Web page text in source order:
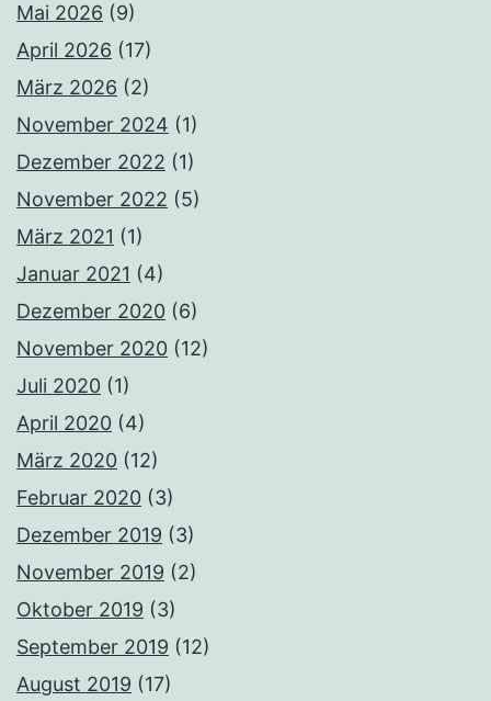
Mai 2026 (9)
April 2026 (17)
März 2026 (2)
November 2024 (1)
Dezember 2022 (1)
November 2022 (5)
März 2021 (1)
Januar 2021 (4)
Dezember 2020 (6)
November 2020 (12)
Juli 2020 (1)
April 2020 (4)
März 2020 (12)
Februar 2020 (3)
Dezember 2019 (3)
November 2019 (2)
Oktober 2019 (3)
September 2019 (12)
August 2019 (17)